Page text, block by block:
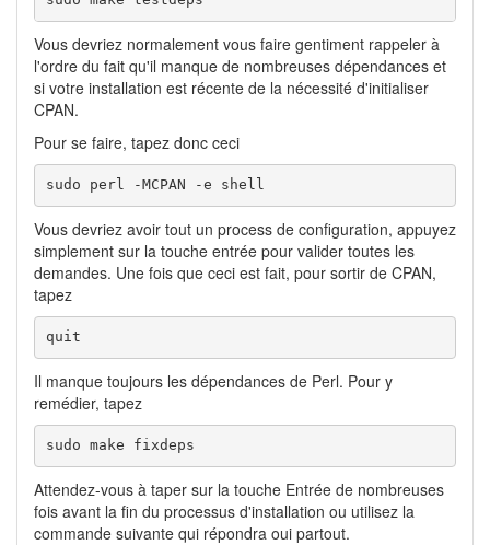
Vous devriez normalement vous faire gentiment rappeler à
l'ordre du fait qu'il manque de nombreuses dépendances et
si votre installation est récente de la nécessité d'initialiser
CPAN.
Pour se faire, tapez donc ceci
sudo perl -MCPAN -e shell
Vous devriez avoir tout un process de configuration, appuyez
simplement sur la touche entrée pour valider toutes les
demandes. Une fois que ceci est fait, pour sortir de CPAN,
tapez
quit
Il manque toujours les dépendances de Perl. Pour y
remédier, tapez
sudo make fixdeps
Attendez-vous à taper sur la touche Entrée de nombreuses
fois avant la fin du processus d'installation ou utilisez la
commande suivante qui répondra oui partout.